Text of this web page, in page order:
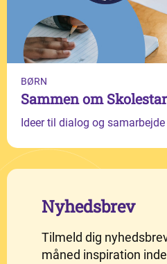
BØRN
Sammen om
Ideer til dialog og
Nyhedsbrev
Tilmeld dig
måned inspiration